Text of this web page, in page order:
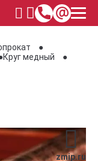
Круг медный
zmip.ru